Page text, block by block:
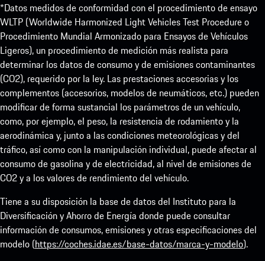
*Datos medidos de conformidad con el procedimiento de ensayo
WLTP (Worldwide Harmonized Light Vehicles Test Procedure o
Procedimiento Mundial Armonizado para Ensayos de Vehículos
Ligeros), un procedimiento de medición más realista para
determinar los datos de consumo y de emisiones contaminantes
(CO2), requerido por la ley. Las prestaciones accesorias y los
complementos (accesorios, modelos de neumáticos, etc.) pueden
modificar de forma sustancial los parámetros de un vehículo,
como, por ejemplo, el peso, la resistencia de rodamiento y la
aerodinámica y, junto a las condiciones meteorológicas y del
tráfico, así como con la manipulación individual, puede afectar al
consumo de gasolina y de electricidad, al nivel de emisiones de
CO2 y a los valores de rendimiento del vehículo.
Tiene a su disposición la base de datos del Instituto para la
Diversificación y Ahorro de Energía donde puede consultar
información de consumos, emisiones y otras especificaciones del
modelo (https://coches.idae.es/base-datos/marca-y-modelo).